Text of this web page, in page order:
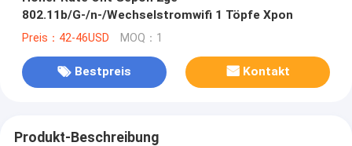
802.11b/G-/n-/Wechselstromwifi 1 Töpfe Xpon
Preis：42-46USD MOQ：1
Bestpreis Kontakt
Produkt-Beschreibung